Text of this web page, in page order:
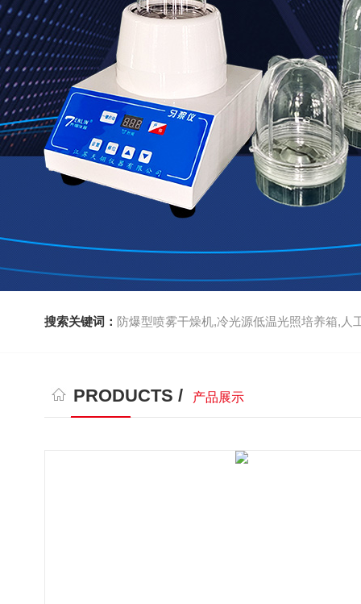
搜索关键词： 防爆型喷雾干燥机,冷光源低温光照培养箱,人
PRODUCTS / 产品展示